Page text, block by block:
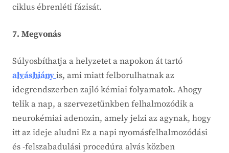
ciklus ébrenléti fázisát.
7. Megvonás
Súlyosbíthatja a helyzetet a napokon át tartó
alváshiányis, ami miatt felborulhatnak az
idegrendszerben zajló kémiai folyamatok. Ahogy
telik a nap, a szervezetünkben felhalmozódik a
neurokémiai adenozin, amely jelzi az agynak, hogy
itt az ideje aludni Ez a napi nyomásfelhalmozódási
és -felszabadulási procedúra alvás közben